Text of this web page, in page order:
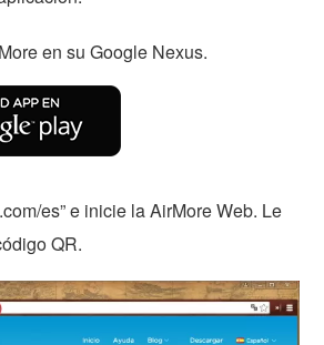
en su Google Nexus.
es” e inicie la AirMore Web. Le
QR.